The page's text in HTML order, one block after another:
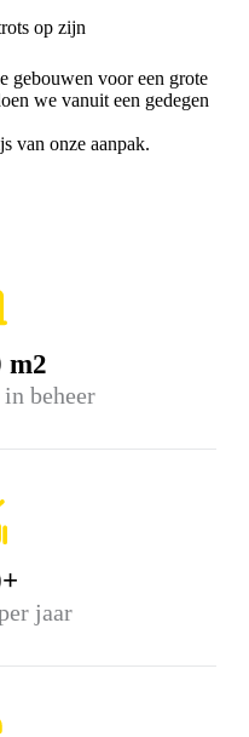
op zijn
gebouwen voor een grote
we vanuit een gedegen
van onze aanpak.
m2
in beheer
jaar